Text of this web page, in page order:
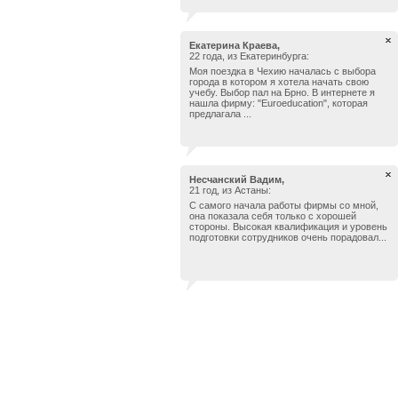
Екатерина Краева,
22 года, из Екатеринбурга:
Моя поездка в Чехию началась с выбора
города в котором я хотела начать свою
учебу. Выбор пал на Брно. В интернете я
нашла фирму: "Euroeducation", которая
предлагала ...
Несчанский Вадим,
21 год, из Астаны:
С самого начала работы фирмы со мной,
она показала себя только с хорошей
стороны. Высокая квалификация и уровень
подготовки сотрудников очень порадовал...